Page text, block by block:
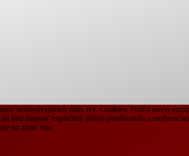
uchovávajúcich dáta, tzv. Cookies. Podľa novej
túto činnosť explicitný súhlas používateľa s
na zistiť viac